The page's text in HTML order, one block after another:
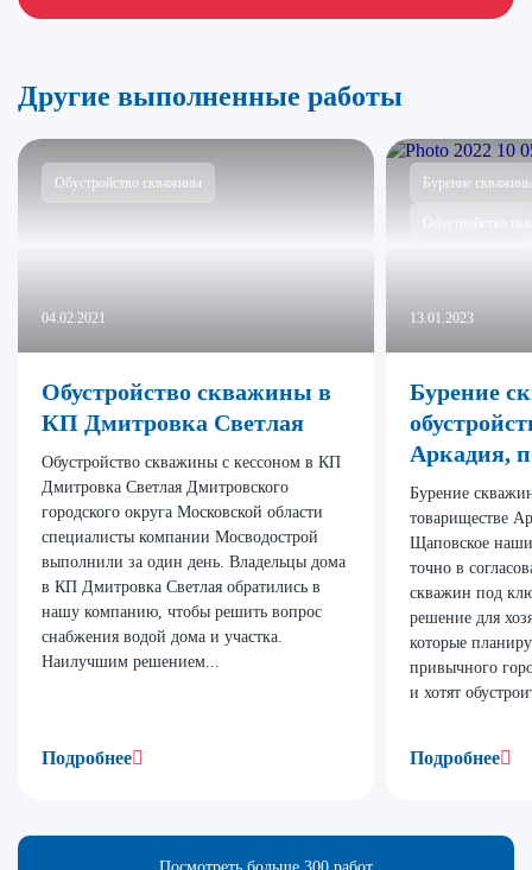
Другие выполненные работы
Обустройство скважины
04.02.2021
Обустройство скважины в
КП Дмитровка Светлая
Обустройство скважины с кессоном в КП
Дмитровка Светлая Дмитровского
городского округа Московской области
специалисты компании Мосводострой
выполнили за один день. Владельцы дома
в КП Дмитровка Светлая обратились в
нашу компанию, чтобы решить вопрос
снабжения водой дома и участка.
Наилучшим решением...
Подробнее
Бурение
Обустройство
13.01.2023
Бурение
Аркадия,
Бурение
товариществе
Щаповское
точно в
скважин под
решение для
которые
привычного
и хотят
Подробнее